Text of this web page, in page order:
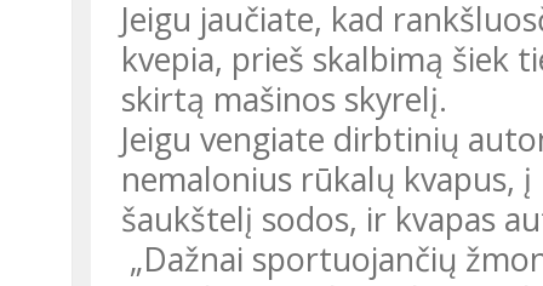
Jeigu jaučiate, kad rankšluosčiai, patalynė, kojinės nemaloniai
kvepia, prieš skalbimą šiek
skirtą mašinos skyrelį.
Jeigu vengiate dirbtinių automobilio kvapiklių ir norite pašalinti
nemalonius rūkalų kvapus,
šaukštelį sodos, ir kvapas
„Dažnai sportuojančių žmonių sportinė avalynė skleidžia